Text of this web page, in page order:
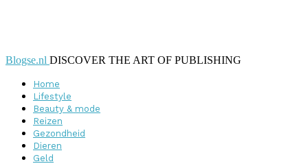
Blogse.nl DISCOVER THE ART OF PUBLISHING
Home
Lifestyle
Beauty & mode
Reizen
Gezondheid
Dieren
Geld